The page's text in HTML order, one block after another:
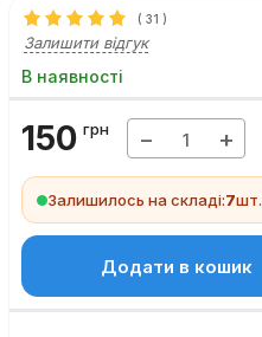
( 31 )
Залишити відгук
В наявності
150 грн − +
Залишилось на складі:7шт.
Додати в кошик